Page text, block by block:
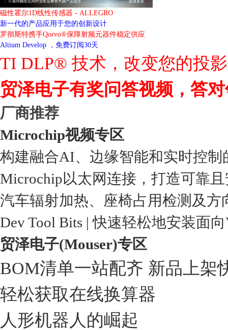
磁性霍尔1D线性传感器 - ALLEGRO
新一代的产品应用于您的创新设计
罗彻斯特携手Qorvo®保障射频元器件稳定供应
Altium Develop ，免费订阅30天
TI DLP® 技术，改变您的投
贸泽电子有奖问答视频，答
厂商推荐
Microchip视频专区
构建融合AI、边缘智能和实时控制
Microchip以太网连接，打造可靠
汽车辐射加热、座椅占用检测及
Dev Tool Bits | 快速轻松地安装面
贸泽电子(Mouser)专区
BOM清单一站配齐 新品上架
轻松获取在线换算器
人形机器人的崛起